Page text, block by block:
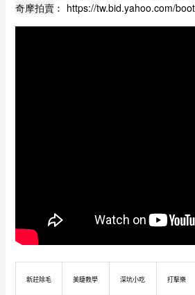
奇摩拍賣 ︰ https://tw.bid.yahoo.com/
新莊除毛 美睫教學 深坑小吃 打擊樂